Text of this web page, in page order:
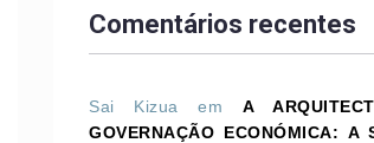
Comentários recentes
Sai Kizua emA
GOVERNAÇÃO ECONÓMICA: A